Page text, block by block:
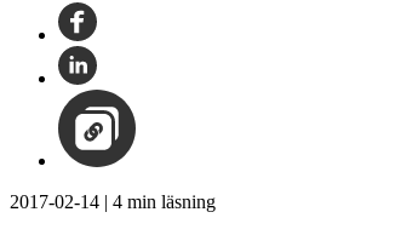
2017-02-14 | 4 min läsning